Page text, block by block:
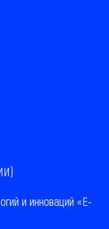
и инноваций «Е-